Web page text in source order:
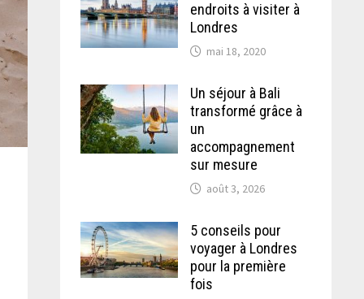
endroits à visiter à
Londres
mai 18, 2020
Un séjour à Bali
transformé grâce à
un
accompagnement
sur mesure
août 3, 2026
5 conseils pour
voyager à Londres
pour la première
fois